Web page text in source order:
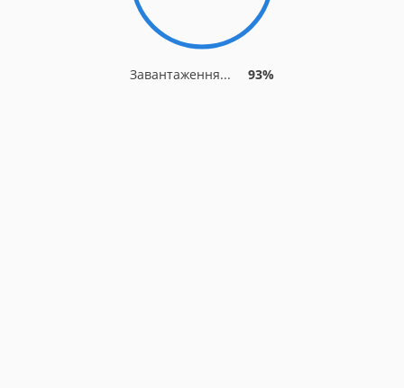
Завантаження... 93%